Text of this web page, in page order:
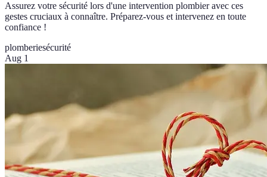
Assurez votre sécurité lors d'une intervention plombier avec ces
gestes cruciaux à connaître. Préparez-vous et intervenez en toute
confiance !
plomberiesécurité
Aug 1